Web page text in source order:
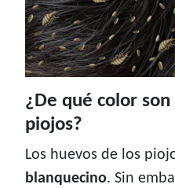
¿De qué color
piojos?
Los huevos de los
blanquecino. Sin